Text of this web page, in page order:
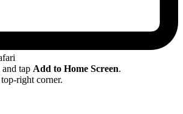
tap Add to Home Screen.
right corner.